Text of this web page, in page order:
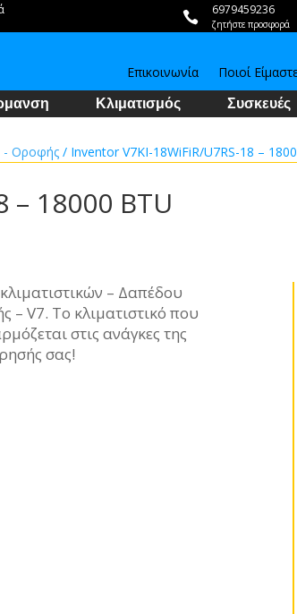
 6979459236
ζητήστε προσφορά
Επικοινωνία
Ποιοί
Κλιματισμός Συσκευές
- Οροφής / Inventor V7KI-18WiFiR/U7RS-18 –
– 18000 BTU
– Δαπέδου
– V7. Το κλιματιστικό που
στις ανάγκες της
σας!